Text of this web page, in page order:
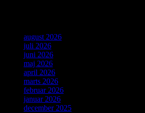
august 2026
juli 2026
juni 2026
maj 2026
april 2026
marts 2026
februar 2026
januar 2026
december 2025